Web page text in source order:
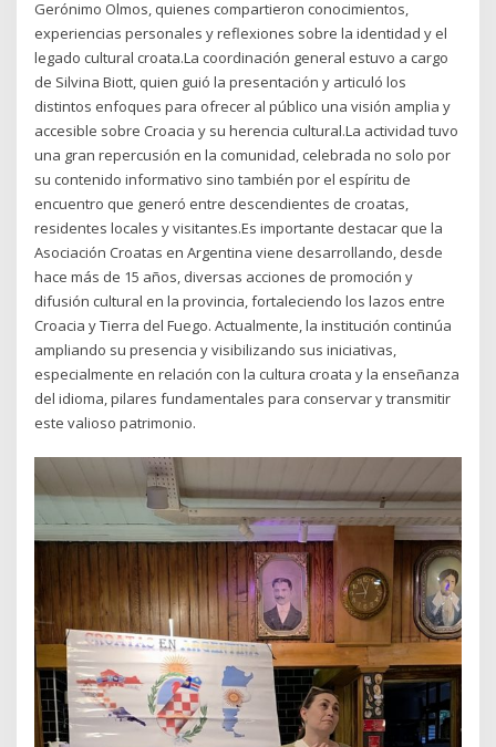
Gerónimo Olmos, quienes compartieron conocimientos,
experiencias personales y reflexiones sobre la identidad y el
legado cultural croata.La coordinación general estuvo a cargo
de Silvina Biott, quien guió la presentación y articuló los
distintos enfoques para ofrecer al público una visión amplia y
accesible sobre Croacia y su herencia cultural.La actividad tuvo
una gran repercusión en la comunidad, celebrada no solo por
su contenido informativo sino también por el espíritu de
encuentro que generó entre descendientes de croatas,
residentes locales y visitantes.Es importante destacar que la
Asociación Croatas en Argentina viene desarrollando, desde
hace más de 15 años, diversas acciones de promoción y
difusión cultural en la provincia, fortaleciendo los lazos entre
Croacia y Tierra del Fuego. Actualmente, la institución continúa
ampliando su presencia y visibilizando sus iniciativas,
especialmente en relación con la cultura croata y la enseñanza
del idioma, pilares fundamentales para conservar y transmitir
este valioso patrimonio.